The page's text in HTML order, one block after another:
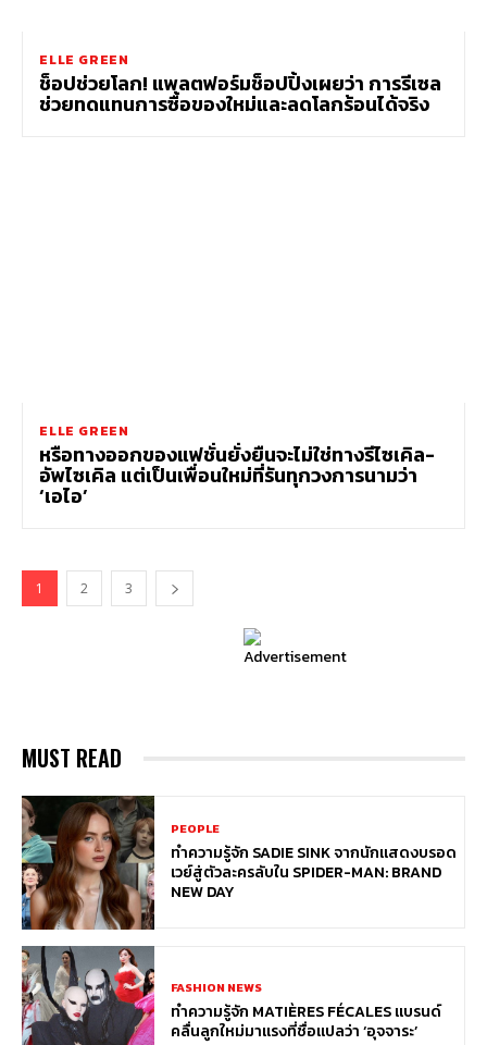
ELLE GREEN
ช็อปช่วยโลก! แพลตฟอร์มช็อปปิ้งเผยว่า การรีเซล
ช่วยทดแทนการซื้อของใหม่และลดโลกร้อนได้จริง
ELLE GREEN
หรือทางออกของแฟชั่นยั่งยืนจะไม่ใช่ทางรีไซเคิล-
อัพไซเคิล แต่เป็นเพื่อนใหม่ที่รันทุกวงการนามว่า
‘เอไอ’
1 2 3
MUST READ
PEOPLE
ทำความรู้จัก SADIE SINK จากนักแสดงบรอด
เวย์สู่ตัวละครลับใน SPIDER-MAN: BRAND
NEW DAY
FASHION NEWS
ทำความรู้จัก MATIÈRES FÉCALES แบรนด์
คลื่นลูกใหม่มาแรงที่ชื่อแปลว่า ‘อุจจาระ’